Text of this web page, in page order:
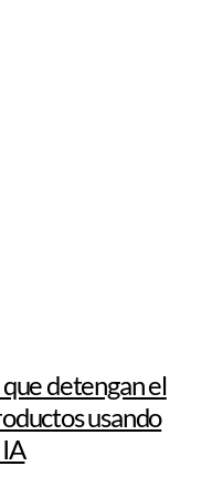
detengan el
usando